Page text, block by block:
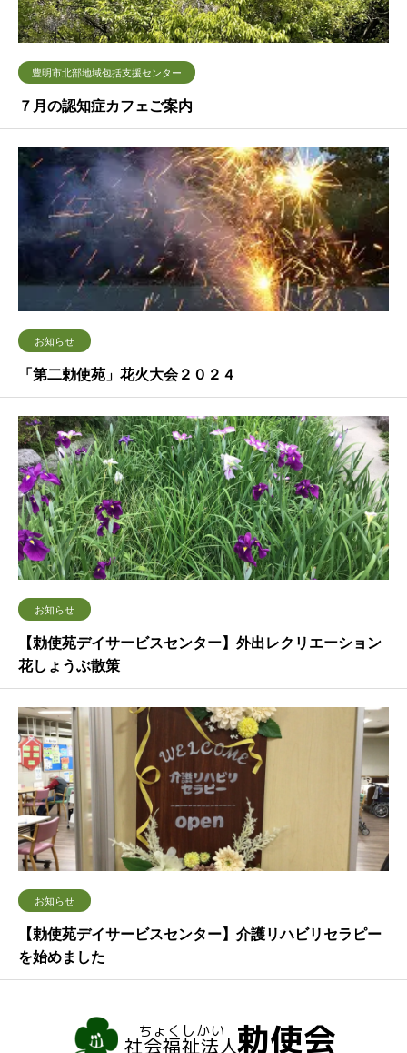
豊明市北部地域包括支援センター
７月の認知症カフェご案内
お知らせ
「第二勅使苑」花火大会２０２４
お知らせ
【勅使苑デイサービスセンター】外出レクリエーション
花しょうぶ散策
お知らせ
【勅使苑デイサービスセンター】介護リハビリセラピー
を始めました